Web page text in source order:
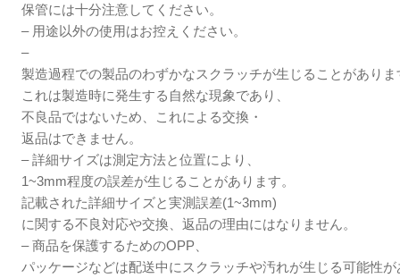
保管には十分注意してください。
– 用途以外の使用はお控えください。
–
製造過程での製品のわずかなスクラッチが生じることがありま
これは製造時に発生する自然な現象であり、
不良品ではないため、これによる交換・
返品はできません。
– 詳細サイズは測定方法と位置により、
1~3mm程度の誤差が生じることがあります。
記載された詳細サイズと実測誤差(1~3mm)
に関する不良対応や交換、返品の理由にはなりません。
– 商品を保護するためのOPP、
パッケージなどは配送中にスクラッチや汚れが生じる可能性